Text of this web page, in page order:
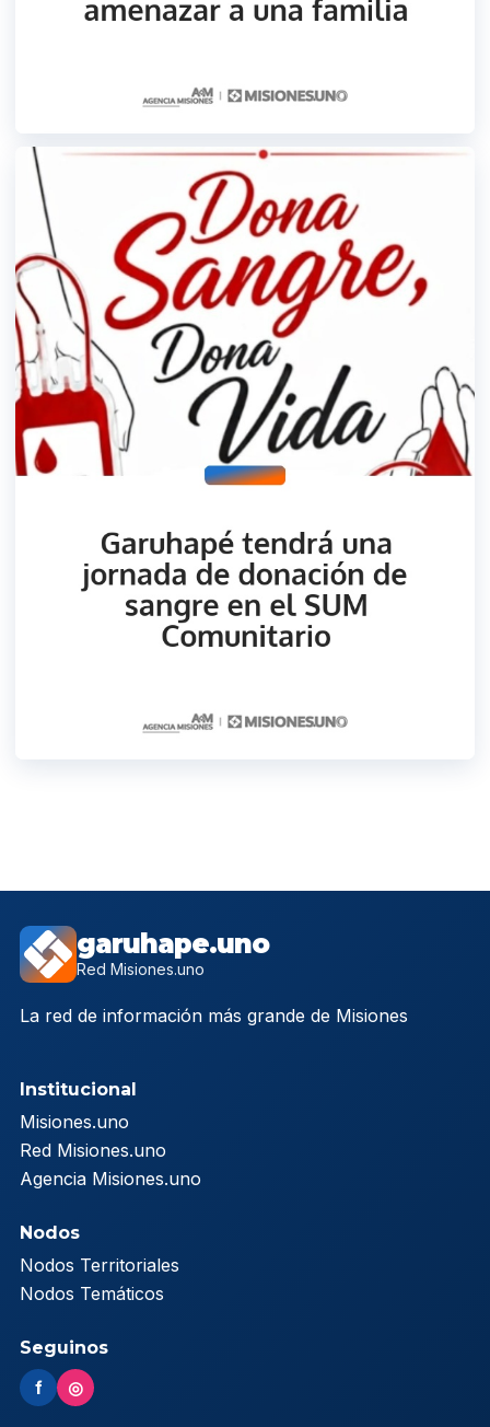
garuhape.uno
Red Misiones.uno
La red de información más grande de Misiones
Institucional
Misiones.uno
Red Misiones.uno
Agencia Misiones.uno
Nodos
Nodos Territoriales
Nodos Temáticos
Seguinos
f ◎